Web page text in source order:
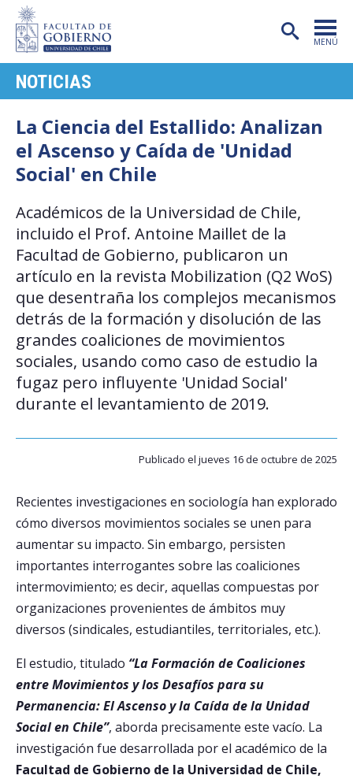
MENÚ
CARRERAS
POSTGRADO
INVESTIGACIÓN
EXTENSIÓN
PUBLICACIONES
CENTROS
Postulantes
NOTICIAS
La Ciencia del Estallido: Analizan
el Ascenso y Caída de 'Unidad
Social' en Chile
Académicos de la Universidad de Chile,
incluido el Prof. Antoine Maillet de la
Facultad de Gobierno, publicaron un
artículo en la revista Mobilization (Q2 WoS)
que desentraña los complejos mecanismos
detrás de la formación y disolución de las
grandes coaliciones de movimientos
sociales, usando como caso de estudio la
fugaz pero influyente 'Unidad Social'
durante el levantamiento de 2019.
Publicado el jueves 16 de octubre de 2025
Recientes investigaciones en sociología han explorado
cómo diversos movimientos sociales se unen para
aumentar su impacto. Sin embargo, persisten
importantes interrogantes sobre las coaliciones
intermovimiento; es decir, aquellas compuestas por
organizaciones provenientes de ámbitos muy
diversos (sindicales, estudiantiles, territoriales, etc.).
El estudio, titulado “La Formación de Coaliciones
entre Movimientos y los Desafíos para su
Permanencia: El Ascenso y la Caída de la Unidad
Social en Chile”, aborda precisamente este vacío. La
investigación fue desarrollada por el académico de la
Facultad de Gobierno de la Universidad de Chile,